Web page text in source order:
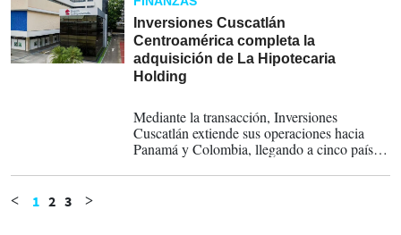
Inversiones Cuscatlán
Centroamérica completa la
adquisición de La Hipotecaria
Holding
Mediante la transacción, Inversiones
Cuscatlán extiende sus operaciones hacia
Panamá y Colombia, llegando a cinco países
portafolio con soluciones especializadas en
< 1 2 3 >